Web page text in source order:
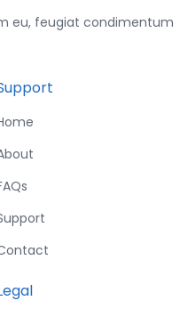
eu, feugiat condimentum